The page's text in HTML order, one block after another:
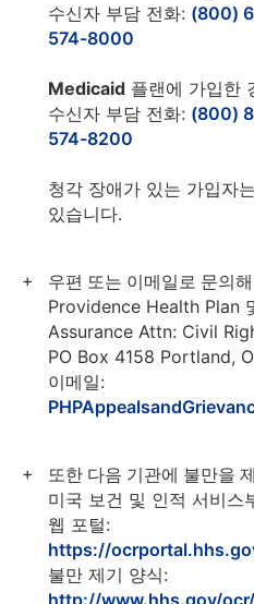
수신자 부담 전화: (800)
574-8000
Medicaid 플랜에 가입한
수신자 부담 전화: (800)
574-8200
청각 장애가 있는 가입자
있습니다.
우편 또는 이메일로 문의
Providence Health Plan
Assurance Attn: Civil
PO Box 4158 Portland,
이메일:
또한 다음 기관에 불만을
미국 보건 및 인적 서비스
웹 포털:
https://
불만 제기 양식:
http://www.hhs.gov/